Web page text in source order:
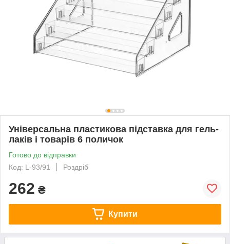
Універсальна пластикова підставка для гель-
лаків і товарів 6 поличок
Готово до відправки
Код: L-93/91
Роздріб
262 ₴
Купити